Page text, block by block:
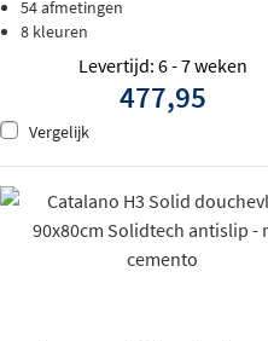
54 afmetingen
8 kleuren
Levertijd: 6 - 7 weken
477,95
Vergelijk